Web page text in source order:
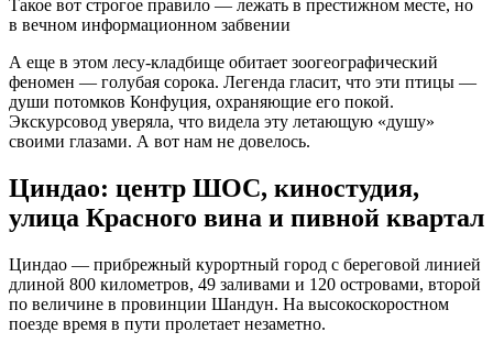
Такое вот строгое правило — лежать в престижном месте, но
в вечном информационном забвении
А еще в этом лесу-кладбище обитает зоогеографический
феномен — голубая сорока. Легенда гласит, что эти птицы —
души потомков Конфуция, охраняющие его покой.
Экскурсовод уверяла, что видела эту летающую «душу»
своими глазами. А вот нам не довелось.
Циндао: центр ШОС, киностудия,
улица Красного вина и пивной квартал
Циндао — прибрежный курортный город с береговой линией
длиной 800 километров, 49 заливами и 120 островами, второй
по величине в провинции Шандун. На высокоскоростном
поезде время в пути пролетает незаметно.